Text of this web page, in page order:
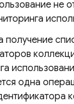
не
получение
одна